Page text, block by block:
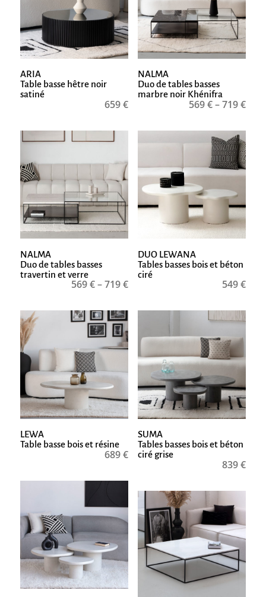
ARIA
Table basse hêtre noir
satiné
659€
NALMA
Duo de tables basses
marbre noir Khénifra
569€–719€
NALMA
Duo de tables basses
travertin et verre
569€–719€
DUO LEWANA
Tables basses bois et béton
ciré
549€
LEWA
Table basse bois et résine
689€
SUMA
Tables basses bois et béton
ciré grise
839€